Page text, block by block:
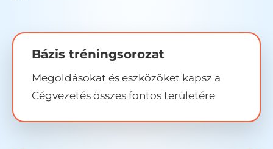
Bázis tréningsorozat
Megoldásokat és eszközöket kapsz a
Cégvezetés összes fontos területére